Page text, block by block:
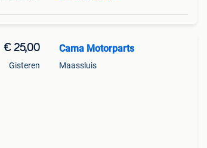
€ 25,00
Gisteren
Cama Motorparts
Maassluis